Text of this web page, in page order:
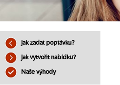
Jak zadat poptávku?
Jak vytvořit nabídku?
Naše výhody